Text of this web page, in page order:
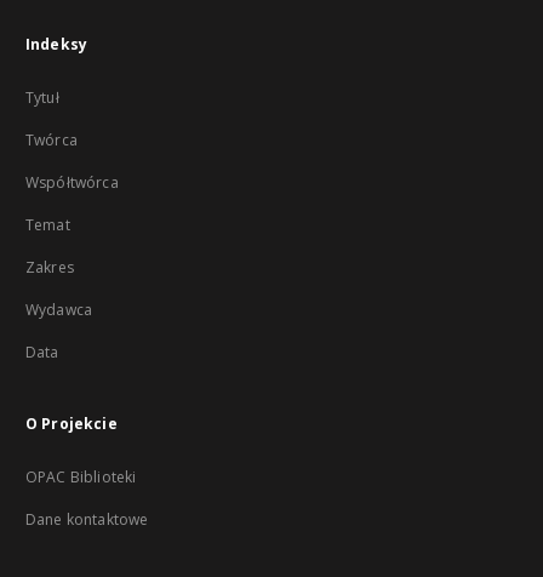
Indeksy
Tytuł
Twórca
Współtwórca
Temat
Zakres
Wydawca
Data
O Projekcie
OPAC Biblioteki
Dane kontaktowe